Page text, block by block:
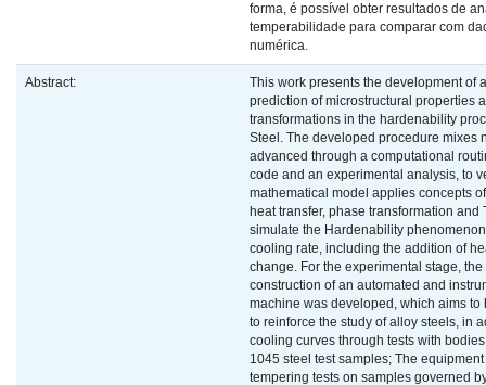
forma, é possível obter resultados de
temperabilidade para comparar com
numérica.
Abstract:
This work presents the development of
prediction of microstructural properties
transformations in the hardenability
Steel. The developed procedure mixes
advanced through a computational
code and an experimental analysis, to
mathematical model applies concepts
heat transfer, phase transformation and
simulate the Hardenability
cooling rate, including the addition of
change. For the experimental stage,
construction of an automated and
machine was developed, which aims to
to reinforce the study of alloy steels, in
cooling curves through tests with
1045 steel test samples; The
tempering tests on samples governed